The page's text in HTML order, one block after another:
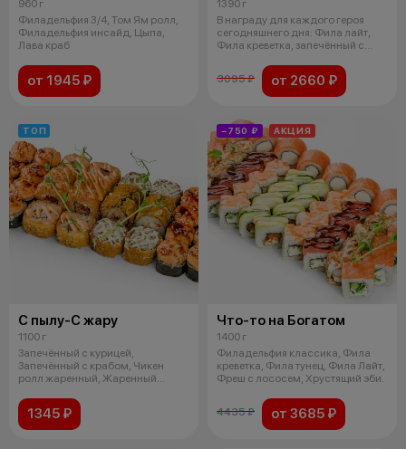
960 г
Филадельфия 3/4, Том Ям ролл,
Филадельфия инсайд, Цыпа,
Лава краб
от 1945 ₽
1390 г
В награду для каждого героя
сегодняшнего дня: Фила лайт,
Фила креветка, запечённый с
3095 ₽
от 2660 ₽
ТОП
С пылу-С жару
1100 г
Запечённый с курицей,
Запечённый с крабом, Чикен
ролл жаренный, Жаренный
1345 ₽
−750 ₽ АКЦИЯ
Что-то на Богатом
1400 г
Филадельфия классика, Фила
креветка, Фила тунец, Фила Лайт,
Фреш с лососем, Хрустящий эби.
4435 ₽ от 3685 ₽